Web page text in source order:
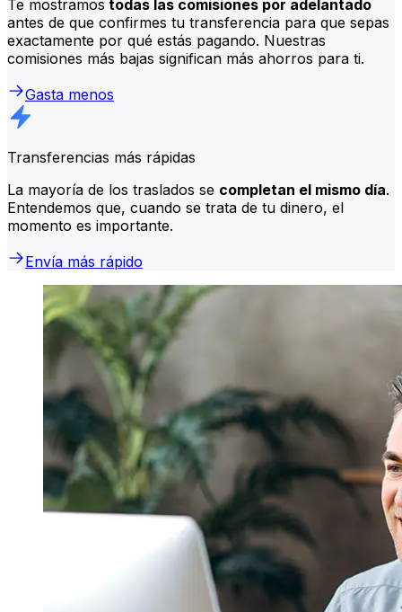
Te mostramos todas las comisiones por adelantado
antes de que confirmes tu transferencia para que sepas
exactamente por qué estás pagando. Nuestras
comisiones más bajas significan más ahorros para ti.
Gasta menos
Transferencias más rápidas
La mayoría de los traslados se completan el mismo día.
Entendemos que, cuando se trata de tu dinero, el
momento es importante.
Envía más rápido